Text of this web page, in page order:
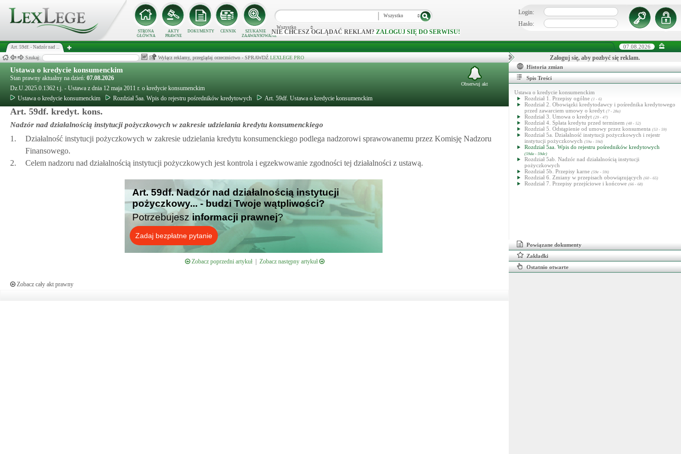
STRONA
GŁÓWNA
AKTY
PRAWNE
DOKUMENTY CENNIK
SZUKANIE
ZAAWANSOWANE
Wszystko
Wszystko
NIE CHCESZ OGLĄDAĆ REKLAM? ZALOGUJ SIĘ DO SERWISU!
Login:
Hasło:
Art. 59df. - Nadzór nad ... 07.08.2026
Szukaj: Wyłącz reklamy, przeglądaj orzecznictwo - SPRAWDŹ LEXLEGE PRO
Ustawa o kredycie konsumenckim
Stan prawny aktualny na dzień: 07.08.2026
Dz.U.2025.0.1362 t.j. - Ustawa z dnia 12 maja 2011 r. o kredycie konsumenckim
Ustawa o kredycie konsumenckim
Rozdział 5aa. Wpis do rejestru pośredników kredytowych Art. 59df. Ustawa o kredycie konsumenckim
Obserwuj akt
Art. 59df. kredyt. kons.
Nadzór nad działalnością instytucji pożyczkowych w zakresie udzielania kredytu konsumenckiego
1.
Działalność instytucji pożyczkowych w zakresie udzielania kredytu konsumenckiego podlega nadzorowi sprawowanemu przez Komisję Nadzoru
Finansowego.
2.
Celem nadzoru nad działalnością instytucji pożyczkowych jest kontrola i egzekwowanie zgodności tej działalności z ustawą.
Art. 59df. Nadzór nad działalnością instytucji
pożyczkowy... - budzi Twoje wątpliwości?
Potrzebujesz informacji prawnej?
Zadaj bezpłatne pytanie
Zobacz poprzedni artykuł| Zobacz następny artykuł
Zobacz cały akt prawny
Zaloguj się, aby pozbyć się reklam.
Historia zmian
Spis Treści
Ustawa o kredycie konsumenckim
Rozdział 1. Przepisy ogólne (1 - 6)
Rozdział 2. Obowiązki kredytodawcy i pośrednika kredytowego
przed zawarciem umowy o kredyt (7 - 28a)
Rozdział 3. Umowa o kredyt (29 - 47)
Rozdział 4. Spłata kredytu przed terminem (48 - 52)
Rozdział 5. Odstąpienie od umowy przez konsumenta (53 - 59)
Rozdział 5a. Działalność instytucji pożyczkowych i rejestr
instytucji pożyczkowych (59a - 59d)
Rozdział 5aa. Wpis do rejestru pośredników kredytowych
(59da - 59de)
Rozdział 5ab. Nadzór nad działalnością instytucji
pożyczkowych
Rozdział 5b. Przepisy karne (59e - 59i)
Rozdział 6. Zmiany w przepisach obowiązujących (60 - 65)
Rozdział 7. Przepisy przejściowe i końcowe (66 - 68)
Powiązane dokumenty
Zakładki
Ostatnio otwarte